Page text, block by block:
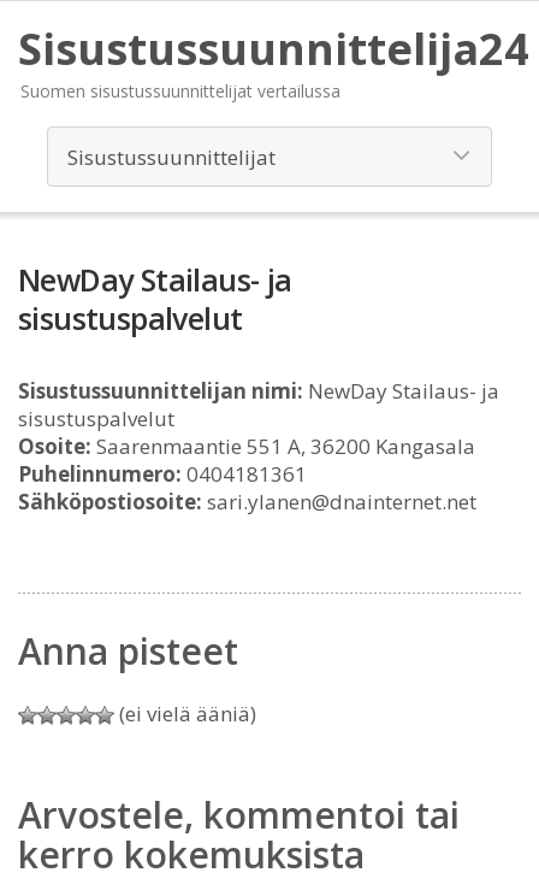
Sisustussuunnittelija24
Suomen sisustussuunnittelijat vertailussa
NewDay Stailaus- ja
sisustuspalvelut
Sisustussuunnittelijan nimi: NewDay Stailaus- ja
sisustuspalvelut
Osoite: Saarenmaantie 551 A, 36200 Kangasala
Puhelinnumero: 0404181361
Sähköpostiosoite: sari.ylanen@dnainternet.net
Anna pisteet
(ei vielä ääniä)
Arvostele, kommentoi tai
kerro kokemuksista